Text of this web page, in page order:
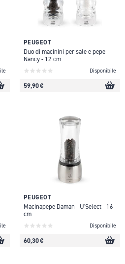
PEUGEOT
Duo di macinini per sale e pepe
Nancy - 12 cm
Disponibile
59,90 €
PEUGEOT
Macinapepe Daman - U'Select - 16
cm
Disponibile
60,30 €